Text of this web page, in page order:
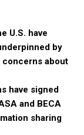
U.S. have
by
concerns about
have signed
and BECA
sharing